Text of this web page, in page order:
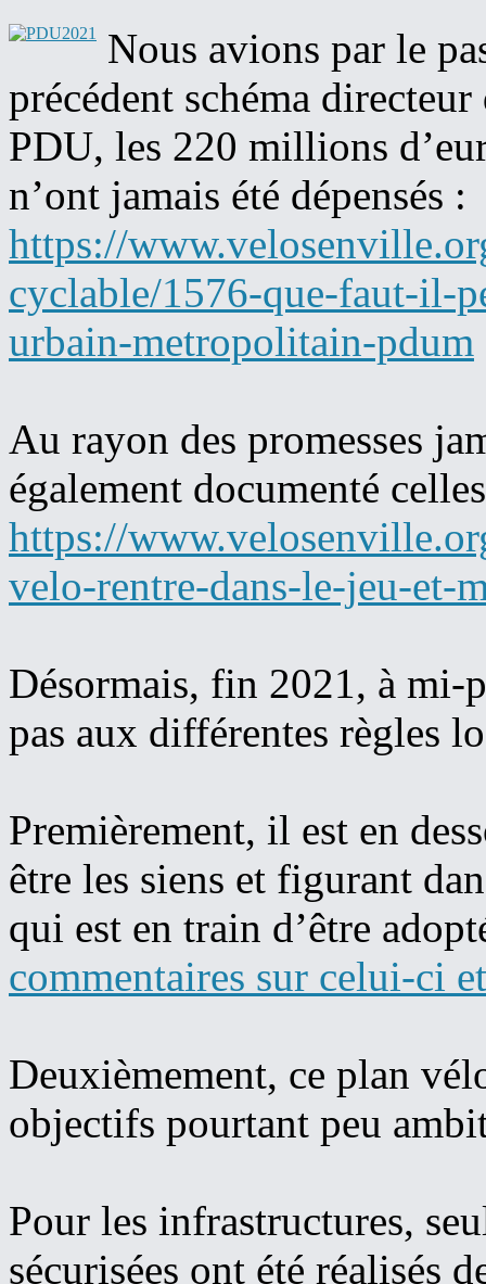
Nous avions par le
précédent schéma
PDU, les 220 millions
n’ont jamais été dépensés :
https://
cyclable/1576-que-faut-il-
urbain-metropolitain-pdum
Au rayon des promesses
également documenté
https://
velo-rentre-dans-le-jeu-et-
Désormais, fin 2021, à mi-
pas aux différentes règles
Premièrement, il est en
être les siens et figurant
qui est en train d’être
commentaires sur celui-ci
Deuxièmement, ce plan
objectifs pourtant peu
Pour les infrastructures,
sécurisées ont été réalisés